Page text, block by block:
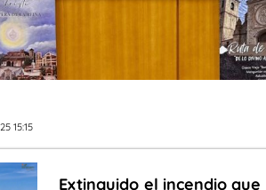
15:15
Extinguido el incendio